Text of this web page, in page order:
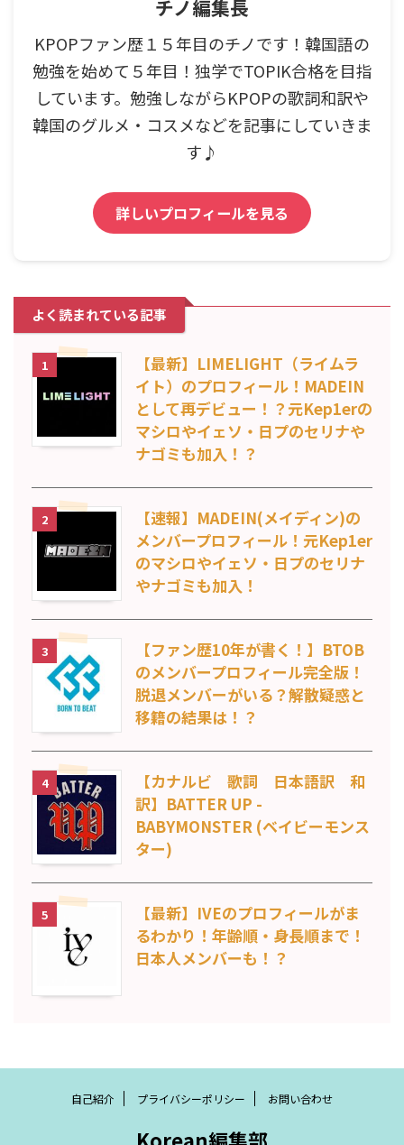
チノ編集長
KPOPファン歴１５年目のチノです！韓国語の
勉強を始めて５年目！独学でTOPIK合格を目指
しています。勉強しながらKPOPの歌詞和訳や
韓国のグルメ・コスメなどを記事にしていきま
す♪
詳しいプロフィールを見る
よく読まれている記事
1
【最新】LIMELIGHT（ライムラ
イト）のプロフィール！MADEIN
として再デビュー！？元Kep1erの
マシロやイェソ・日プのセリナや
ナゴミも加入！？
2
【速報】MADEIN(メイディン)の
メンバープロフィール！元Kep1er
のマシロやイェソ・日プのセリナ
やナゴミも加入！
3
【ファン歴10年が書く！】BTOB
のメンバープロフィール完全版！
脱退メンバーがいる？解散疑惑と
移籍の結果は！？
4
【カナルビ 歌詞 日本語訳 和
訳】BATTER UP -
BABYMONSTER (ベイビーモンス
ター)
5
【最新】IVEのプロフィールがま
るわかり！年齢順・身長順まで！
日本人メンバーも！？
自己紹介 プライバシーポリシー お問い合わせ